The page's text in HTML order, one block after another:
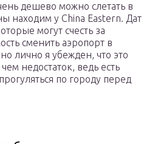
дешево можно слетать в
находим у China Eastern. Дат
могут счесть за
сменить аэропорт в
лично я убежден, что это
недостаток, ведь есть
по городу перед